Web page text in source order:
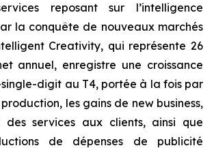
reposant sur l’intelligence
la conquête de nouveaux marchés
Creativity, qui représente 26
annuel, enregistre une croissance
digit au T4, portée à la fois par
les gains de new business,
des services aux clients, ainsi que
de dépenses de publicité